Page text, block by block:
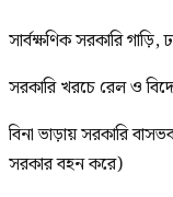
সার্বক্ষণিক সরকারি
সরকারি খরচে রেল ও
বিনা ভাড়ায় সরকারি
সরকার বহন করে)